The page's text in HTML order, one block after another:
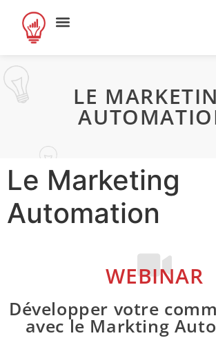
LE
Le Marketing
Automation
WEBINAR
Développer votre
avec le Markting